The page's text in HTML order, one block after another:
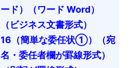
ード）（ワード Word）
（ビジネス文書形式）
16（簡単な委任状①）（宛
名・委任者欄が罫線形式）